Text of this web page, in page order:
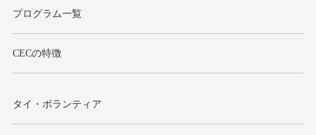
プログラム一覧
CECの特徴
タイ・ボランティア